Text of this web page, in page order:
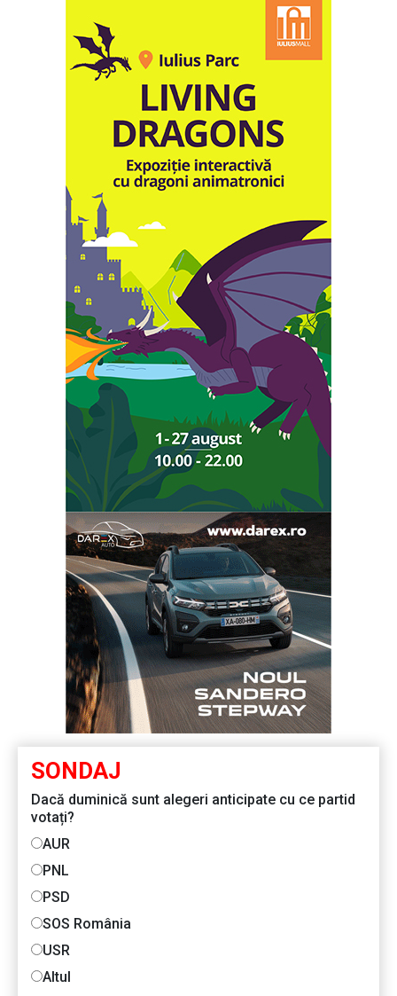
SONDAJ
Dacă duminică sunt alegeri anticipate cu ce partid
votați?
AUR
PNL
PSD
SOS România
USR
Altul